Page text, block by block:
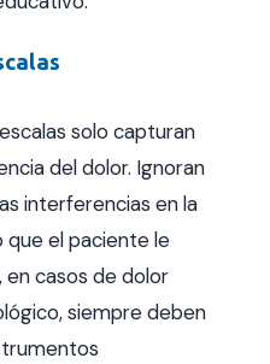
solo capturan
del dolor. Ignoran
interferencias en la
que el paciente le
en casos de dolor
siempre deben